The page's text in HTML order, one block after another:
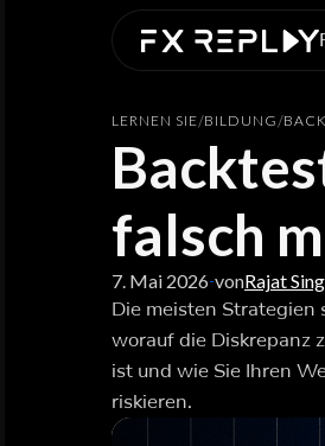
LERNEN SIE/BILDUNG/
falsch
7. Mai 2026-vonRajat
Die meisten Strategien
worauf die Diskrepanz
ist und wie Sie Ihren
riskieren.